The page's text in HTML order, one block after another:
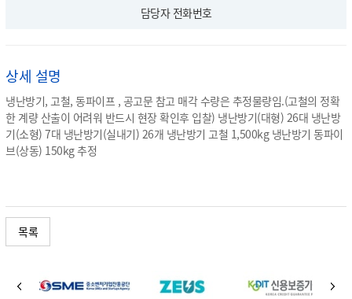
담당자 전화번호
상세 설명
냉난방기, 고철, 동파이프 , 공고문 참고 매각 수량은 추정물량임.(고철의 정확
한 계량 산출이 어려워 반드시 현장 확인후 입찰) 냉난방기(대형) 26대 냉난방
기(소형) 7대 냉난방기(실내기) 26개 냉난방기 고철 1,500kg 냉난방기 동파이
브(상동) 150kg 추정
목록
이 다